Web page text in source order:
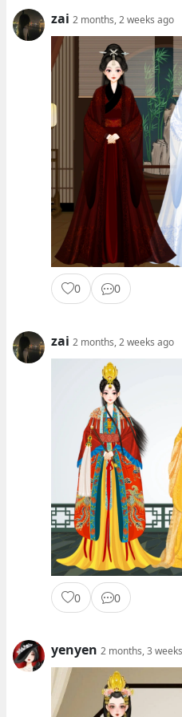
zai 2 months, 2 weeks ago
0 0
zai 2 months, 2 weeks ago
0 0
yenyen 2 months, 3